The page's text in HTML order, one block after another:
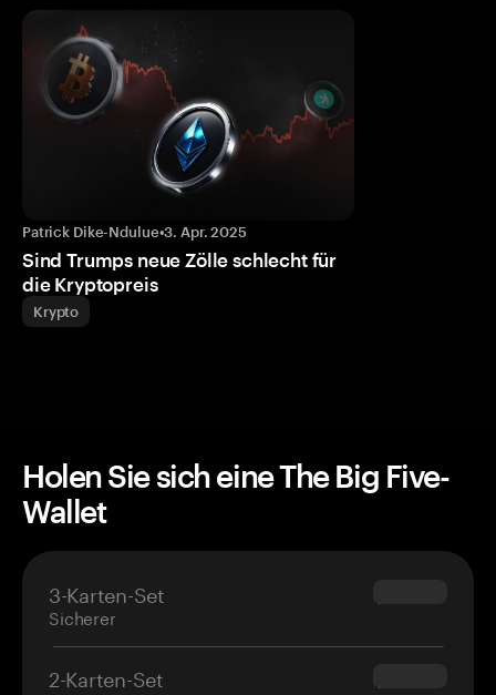
Patrick Dike-Ndulue•3. Apr. 2025
Sind Trumps neue Zölle schlecht für
die Kryptopreis
Krypto
Holen Sie sich eine The Big Five-
Wallet
3-Karten-Set
Sicherer
$69.90
2-Karten-Set $54.90